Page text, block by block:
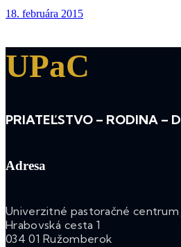
18. februára 2015
UPaC
PRIATEĽSTVO – RODINA –
Adresa
Univerzitné pastoračné centrum
Hrabovská cesta 1
034 01 Ružomberok